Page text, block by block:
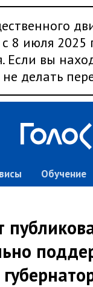
8 июля
Если вы
делать
Обучение